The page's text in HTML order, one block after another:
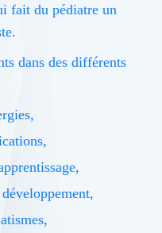
fait du pédiatre un
dans des différents